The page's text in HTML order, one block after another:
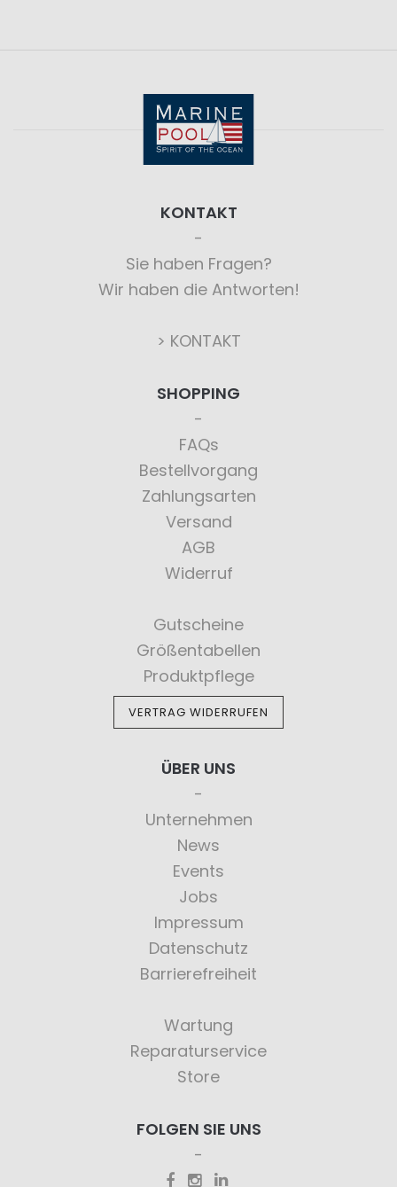
KONTAKT
Sie haben Fragen?
Wir haben die Antworten!
> KONTAKT
SHOPPING
FAQs
Bestellvorgang
Zahlungsarten
Versand
AGB
Widerruf
Gutscheine
Größentabellen
Produktpflege
VERTRAG WIDERRUFEN
ÜBER UNS
Unternehmen
News
Events
Jobs
Impressum
Datenschutz
Barrierefreiheit
Wartung
Reparaturservice
Store
FOLGEN SIE UNS